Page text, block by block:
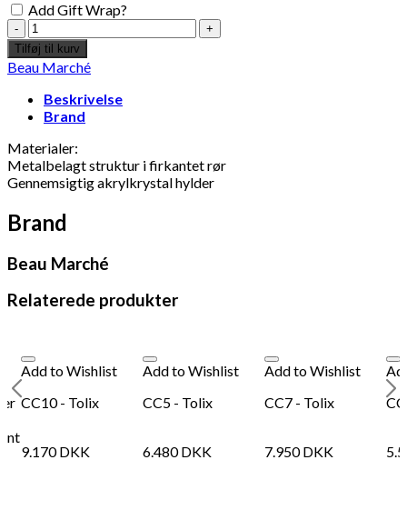
Add Gift Wrap?
Plexiglas
reol
-
Beau
Marché
antal
Tilføj til kurv
Beau Marché
Beskrivelse
Brand
Materialer:
Metalbelagt struktur i firkantet rør
Gennemsigtig akrylkrystal hylder
Brand
Beau Marché
Relaterede produkter
Add to Wishlist
CC10 - Tolix
9.170DKK
Add to Wishlist
CC5 - Tolix
6.480DKK
Add to Wishlist
CC7 - Tolix
7.950DKK